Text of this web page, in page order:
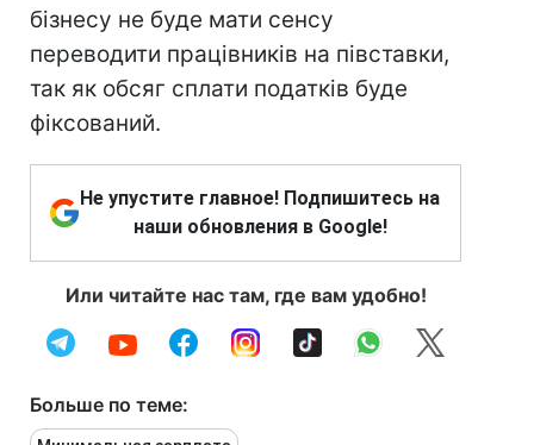
бізнесу не буде мати сенсу
переводити працівників на півставки,
так як обсяг сплати податків буде
фіксований.
Не упустите главное! Подпишитесь на
наши обновления в Google!
Или читайте нас там, где вам удобно!
Больше по теме: